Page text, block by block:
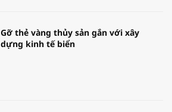
Gỡ thẻ vàng thủy sản gắn với xây
dựng kinh tế biển